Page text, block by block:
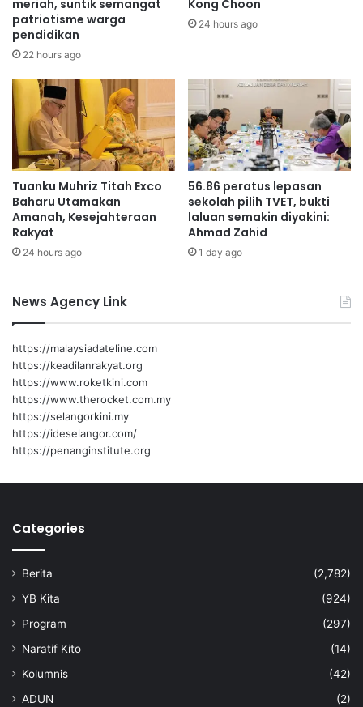
a
r
i
e
m
n
g
g
u
2
0
2
S
M
K
P
e
n
d
e
t
a
Z
b
a
r
a
n
e
k
l
a
meriah, suntik semangat
patriotisme warga
pendidikan
22 hours ago
Kong Choon
24 hours ago
Tuanku Muhriz Titah Exco
Baharu Utamakan
Amanah, Kesejahteraan
Rakyat
24 hours ago
56.86 peratus lepasan
sekolah pilih TVET, bukti
laluan semakin diyakini:
Ahmad Zahid
1 day ago
News Agency Link
https://malaysiadateline.com
https://keadilanrakyat.org
https://www.roketkini.com
https://www.therocket.com.my
https://selangorkini.my
https://ideselangor.com/
https://penanginstitute.org
Categories
Berita
(2,782)
YB Kita
(924)
Program
(297)
Naratif Kito
(14)
Kolumnis
(42)
ADUN
(2)